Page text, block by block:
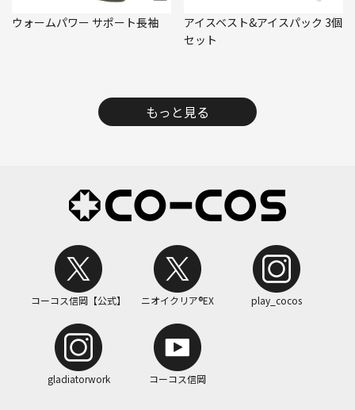
ウォームパワー サポート長袖
アイスベスト&アイスパック 3個
セット
もっと見る
コーコス信岡【公式】 ニオイクリア®EX play_cocos
gladiatorwork コーコス信岡